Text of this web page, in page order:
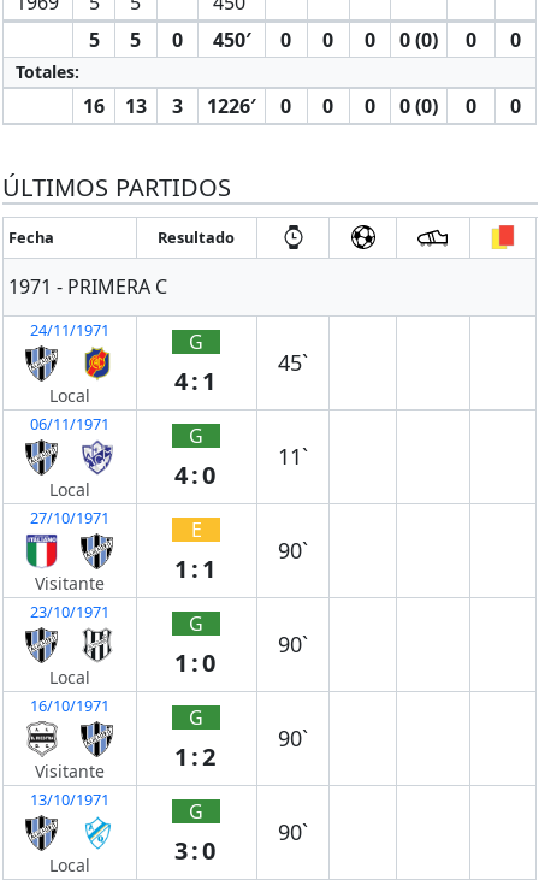
5
5 0 450′ 0 0 0 0 (0) 0 0
Totales:
16 13 3 1226′ 0 0 0 0 (0) 0 0
ÚLTIMOS PARTIDOS
Fecha Resultado
1971 - PRIMERA C
24/11/1971
Local
G
4:1
45`
06/11/1971
Local
G
4:0
11`
27/10/1971
Visitante
E
1:1
90`
23/10/1971
Local
G
1:0
90`
16/10/1971
Visitante
G
1:2
90`
13/10/1971
Local
G
3:0
90`